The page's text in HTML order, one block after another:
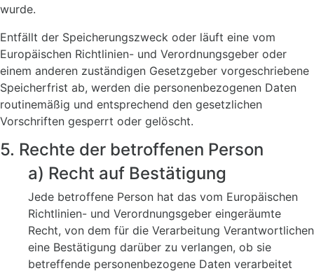
wurde.
Entfällt der Speicherungszweck oder läuft eine vom
Europäischen Richtlinien- und Verordnungsgeber oder
einem anderen zuständigen Gesetzgeber vorgeschriebene
Speicherfrist ab, werden die personenbezogenen Daten
routinemäßig und entsprechend den gesetzlichen
Vorschriften gesperrt oder gelöscht.
5. Rechte der betroffenen Person
a) Recht auf Bestätigung
Jede betroffene Person hat das vom Europäischen
Richtlinien- und Verordnungsgeber eingeräumte
Recht, von dem für die Verarbeitung Verantwortlichen
eine Bestätigung darüber zu verlangen, ob sie
betreffende personenbezogene Daten verarbeitet